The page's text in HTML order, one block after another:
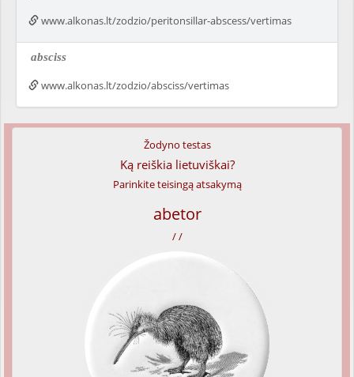
www.alkonas.lt/zodzio/peritonsillar-abscess/vertimas
absciss
www.alkonas.lt/zodzio/absciss/vertimas
Žodyno testas
Ką reiškia lietuviškai?
Parinkite teisingą atsakymą
abetor
/ /